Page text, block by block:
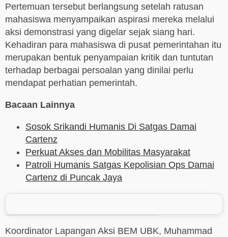
Pertemuan tersebut berlangsung setelah ratusan
mahasiswa menyampaikan aspirasi mereka melalui
aksi demonstrasi yang digelar sejak siang hari.
Kehadiran para mahasiswa di pusat pemerintahan itu
merupakan bentuk penyampaian kritik dan tuntutan
terhadap berbagai persoalan yang dinilai perlu
mendapat perhatian pemerintah.
Bacaan Lainnya
Sosok Srikandi Humanis Di Satgas Damai
Cartenz
Perkuat Akses dan Mobilitas Masyarakat
Patroli Humanis Satgas Kepolisian Ops Damai
Cartenz di Puncak Jaya
Koordinator Lapangan Aksi BEM UBK, Muhammad